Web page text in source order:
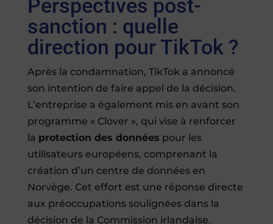
Perspectives post-
sanction : quelle
direction pour TikTok ?
Après la condamnation, TikTok a annoncé
son intention de faire appel de la décision.
L’entreprise a également mis en avant son
programme « Clover », qui vise à renforcer
la protection des données pour les
utilisateurs européens, comprenant la
création d’un centre de données en
Norvège. Cet effort est une réponse directe
aux préoccupations soulignées dans la
décision de la Commission irlandaise.